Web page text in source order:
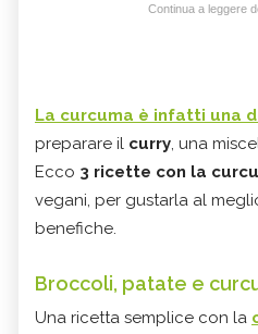
Continua a leggere
La curcuma è infatti una
preparare il curry, una
Ecco 3 ricette con la
vegani, per gustarla al
benefiche.
Broccoli, patate e
Una ricetta semplice con la